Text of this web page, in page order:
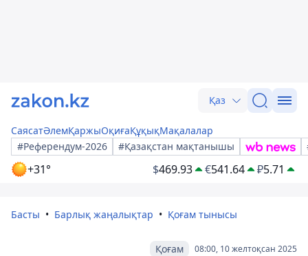
Қаз
СаясатӘлемҚаржыОқиғаҚұқықМақалалар
#Референдум-2026
#Қазақстан мақтанышы
+31° $469.93 €541.64 ₽5.71
Басты Барлық жаңалықтар Қоғам тынысы
08:00, 10 желтоқсан 2025
Қоғам